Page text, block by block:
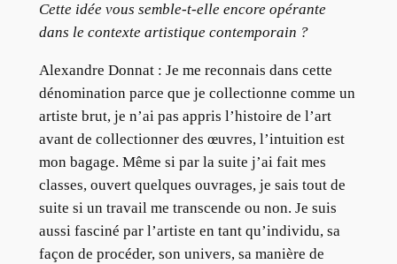
Cette idée vous semble-t-elle encore opérante
dans le contexte artistique contemporain ?
Alexandre Donnat : Je me reconnais dans cette
dénomination parce que je collectionne comme un
artiste brut, je n’ai pas appris l’histoire de l’art
avant de collectionner des œuvres, l’intuition est
mon bagage. Même si par la suite j’ai fait mes
classes, ouvert quelques ouvrages, je sais tout de
suite si un travail me transcende ou non. Je suis
aussi fasciné par l’artiste en tant qu’individu, sa
façon de procéder, son univers, sa manière de